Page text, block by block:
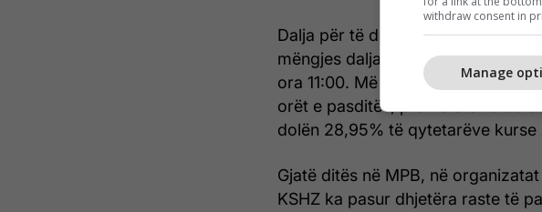
Dalja për të dhënë votën shkoi
mëngjes dalja ishte 2.5%, më
ora 11:00. Më vonë rritej numri,
orët e pasditës, pra në ora 15:00
dolën 28,95% të qytetarëve
Gjatë ditës në MPB, në
KSHZ ka pasur dhjetëra raste të
withdraw consent in
Manage